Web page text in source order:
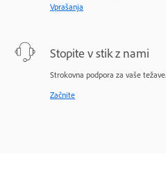
Vprašanja
Stopite v stik z nami
Strokovna podpora za vaše težave.
Začnite